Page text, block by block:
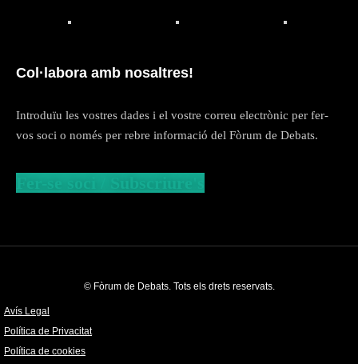
Col·labora amb nosaltres!
Introduïu les vostres dades i el vostre correu electrònic per fer-
vos soci o només per rebre informació del Fòrum de Debats.
© Fòrum de Debats. Tots els drets reservats.
Avís Legal
Política de Privacitat
Política de cookies